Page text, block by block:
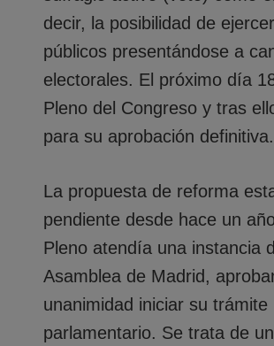
decir, la posibilidad de
públicos presentándose a
electorales. El próximo día
Pleno del Congreso y tras
para su aprobación definitiva.
La propuesta de reforma
pendiente desde hace un
Pleno atendía una instancia
Asamblea de Madrid,
unanimidad iniciar su trámite
parlamentario. Se trata de